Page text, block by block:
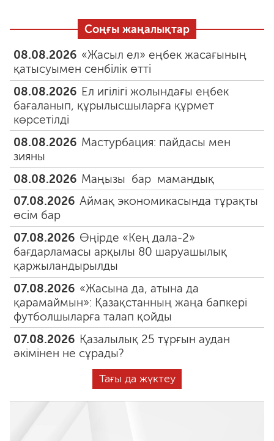
Соңғы жаңалықтар
08.08.2026 «Жасыл ел» еңбек жасағының
қатысуымен сенбілік өтті
08.08.2026 Ел игілігі жолындағы еңбек
бағаланып, құрылысшыларға құрмет
көрсетілді
08.08.2026 Мастурбация: пайдасы мен
зияны
08.08.2026 Маңызы бар мамандық
07.08.2026 Аймақ экономикасында тұрақты
өсім бар
07.08.2026 Өңірде «Кең дала-2»
бағдарламасы арқылы 80 шаруашылық
қаржыландырылды
07.08.2026 «Жасына да, атына да
қарамаймын»: Қазақстанның жаңа бапкері
футболшыларға талап қойды
07.08.2026 Қазалылық 25 тұрғын аудан
әкімінен не сұрады?
Тағы да жүктеу